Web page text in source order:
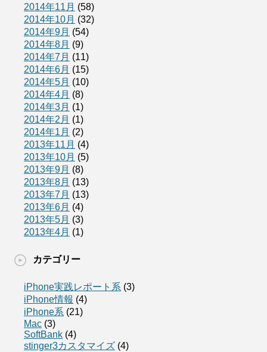
2014年11月 (58)
2014年10月 (32)
2014年9月 (54)
2014年8月 (9)
2014年7月 (11)
2014年6月 (15)
2014年5月 (10)
2014年4月 (8)
2014年3月 (1)
2014年2月 (1)
2014年1月 (2)
2013年11月 (4)
2013年10月 (5)
2013年9月 (8)
2013年8月 (13)
2013年7月 (13)
2013年6月 (4)
2013年5月 (3)
2013年4月 (1)
カテゴリー
iPhone実践レポート系 (3)
iPhone情報 (4)
iPhone系 (21)
Mac (3)
SoftBank (4)
stinger3カスタマイズ (4)